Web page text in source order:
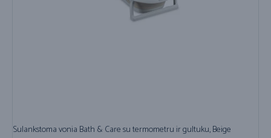
Sulankstoma vonia Bath & Care su termometru ir gultuku, Beige